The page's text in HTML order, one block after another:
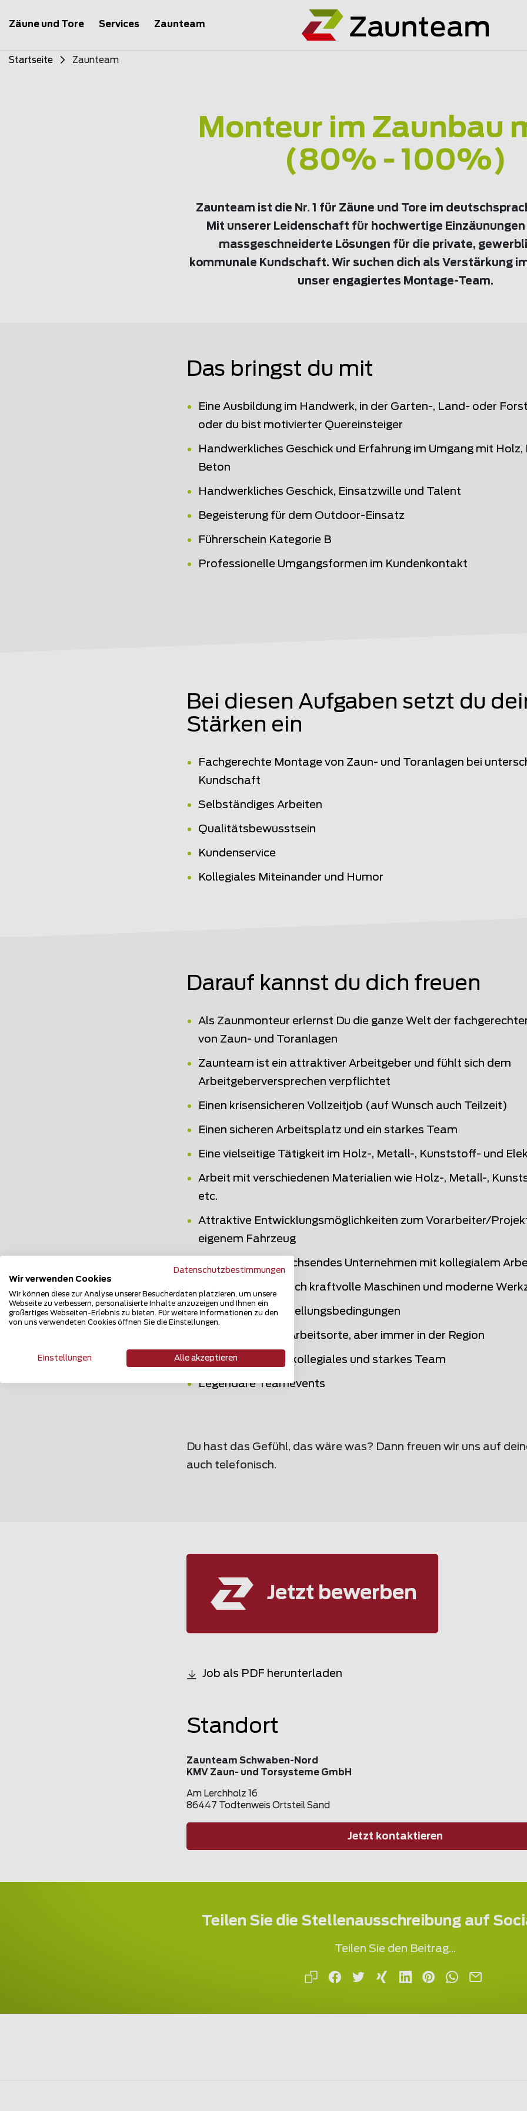
Zäune und Tore Services Zaunteam
Startseite Zaunteam
Monteur im Zaunbau
(80% - 100%)
Zaunteam ist die Nr. 1 für Zäune und Tore im
Mit unserer Leidenschaft für hochwertige
massgeschneiderte Lösungen für die private,
kommunale Kundschaft. Wir suchen dich als Verstärkung
unser engagiertes Montage-Team.
Das bringst du mit
Eine Ausbildung im Handwerk, in der Garten-, Land- oder
oder du bist motivierter Quereinsteiger
Handwerkliches Geschick und Erfahrung im Umgang mit Holz,
Beton
Handwerkliches Geschick, Einsatzwille und Talent
Begeisterung für dem Outdoor-Einsatz
Führerschein Kategorie B
Professionelle Umgangsformen im Kundenkontakt
Bei diesen Aufgaben setzt du
Stärken ein
Fachgerechte Montage von Zaun- und Toranlagen bei
Kundschaft
Selbständiges Arbeiten
Qualitätsbewusstsein
Kundenservice
Kollegiales Miteinander und Humor
Darauf kannst du dich freuen
Als Zaunmonteur erlernst Du die ganze Welt der
von Zaun- und Toranlagen
Zaunteam ist ein attraktiver Arbeitgeber und fühlt sich dem
Arbeitgeberversprechen verpflichtet
Einen krisensicheren Vollzeitjob (auf Wunsch auch Teilzeit)
Einen sicheren Arbeitsplatz und ein starkes Team
Eine vielseitige Tätigkeit im Holz-, Metall-, Kunststoff- und
Arbeit mit verschiedenen Materialien wie Holz-, Metall-,
etc.
Attraktive Entwicklungsmöglichkeiten zum Vorarbeiter/
eigenem Fahrzeug
Ein modernes, wachsendes Unternehmen mit kollegialem
Unterstützung durch kraftvolle Maschinen und moderne
Zeitgemässe Anstellungsbedingungen
Unterschiedliche Arbeitsorte, aber immer in der Region
Ein eingespieltes, kollegiales und starkes Team
Legendäre Teamevents
Du hast das Gefühl, das wäre was? Dann freuen wir uns auf
auch telefonisch.
Jetzt bewerben
Job als PDF herunterladen
Standort
Zaunteam Schwaben-Nord
KMV Zaun- und Torsysteme GmbH
Am Lerchholz 16
86447 Todtenweis Ortsteil Sand
Jetzt kontaktieren
Teilen Sie die Stellenausschreibung auf
Teilen Sie den Beitrag...
Datenschutzbestimmungen
Wir verwenden Cookies
Wir können diese zur Analyse unserer Besucherdaten platzieren, um unsere
Webseite zu verbessern, personalisierte Inhalte anzuzeigen und Ihnen ein
großartiges Webseiten-Erlebnis zu bieten. Für weitere Informationen zu den
von uns verwendeten Cookies öffnen Sie die Einstellungen.
Einstellungen Alle akzeptieren